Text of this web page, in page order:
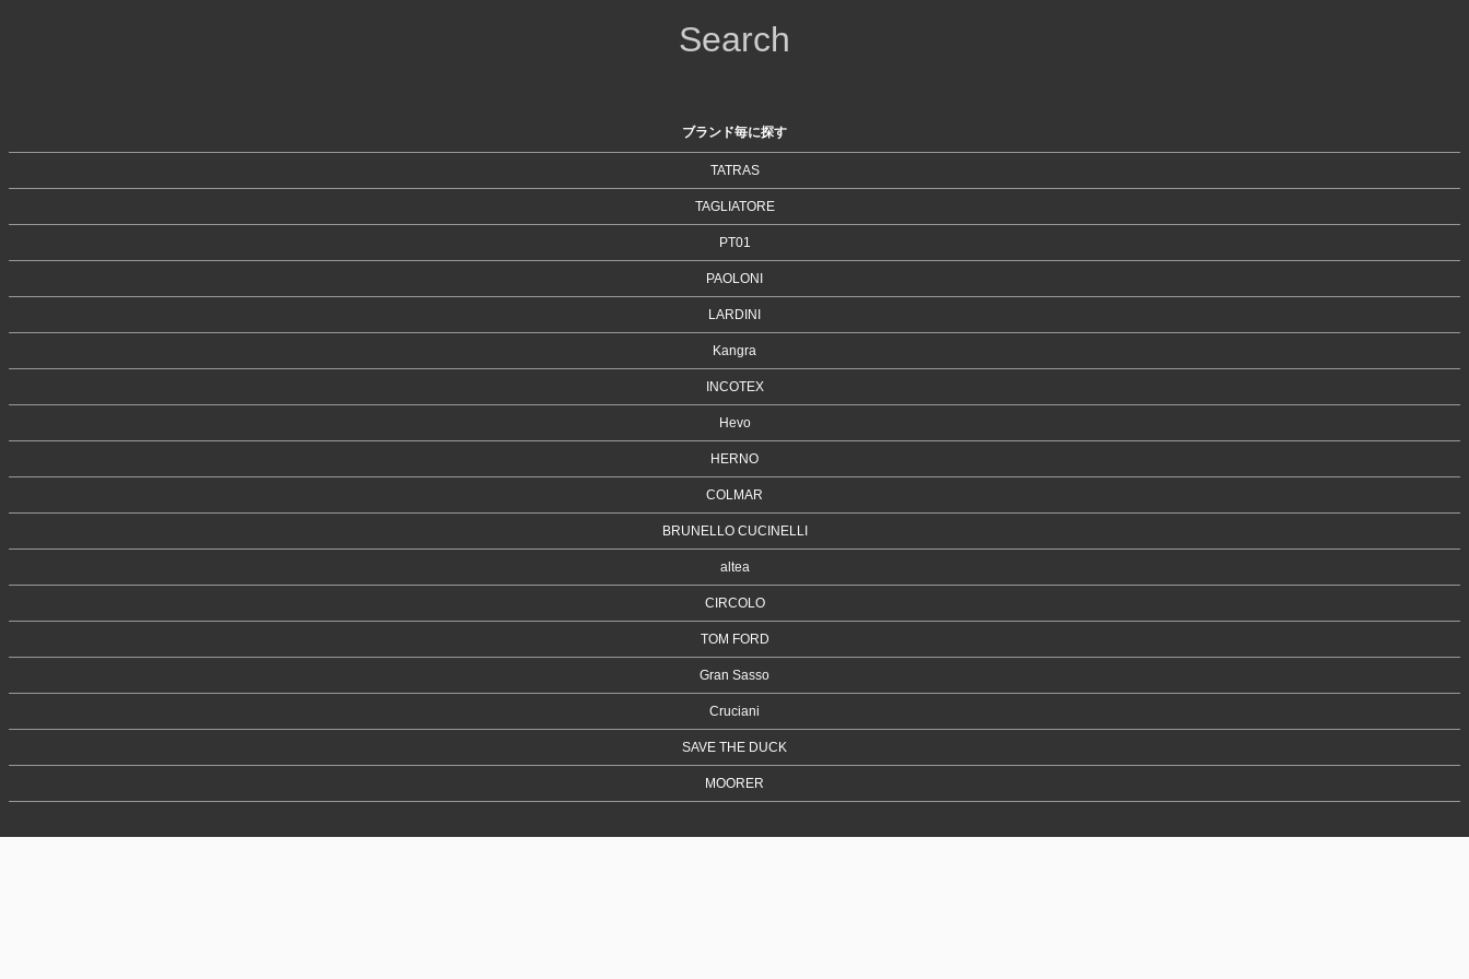
Search
ブランド毎に探す
TATRAS
TAGLIATORE
PT01
PAOLONI
LARDINI
Kangra
INCOTEX
Hevo
HERNO
COLMAR
BRUNELLO CUCINELLI
altea
CIRCOLO
TOM FORD
Gran Sasso
Cruciani
SAVE THE DUCK
MOORER